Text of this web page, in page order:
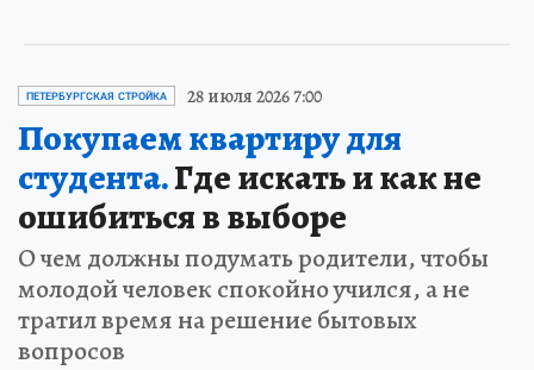
ПЕТЕРБУРГСКАЯ СТРОЙКА 28 июля 2026 7:00
Покупаем квартиру для
студента.Где искать и как не
ошибиться в выборе
О чем должны подумать родители, чтобы
молодой человек спокойно учился, а не
тратил время на решение бытовых
вопросов